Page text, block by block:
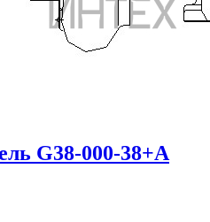
G38-000-38+A